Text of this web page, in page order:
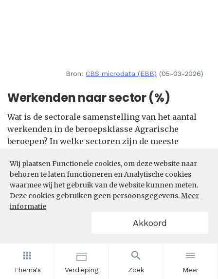
Thema's Verdieping Zoek Meer
Wij plaatsen Functionele cookies, om deze website naar
behoren te laten functioneren en Analytische cookies
waarmee wij het gebruik van de website kunnen meten.
Deze cookies gebruiken geen persoonsgegevens.Meer
informatie
Akkoord
Bron: CBS microdata (EBB) (05-03-2026)
Werkenden naar sector (%)
Wat is de sectorale samenstelling van het aantal
werkenden in de beroepsklasse Agrarische
beroepen? In welke sectoren zijn de meeste
beroepen actief?
Filters